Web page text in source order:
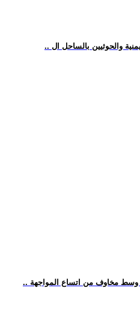
والحوثيين بالساحل ال
وسط مخاوف من اتساع المواجهة